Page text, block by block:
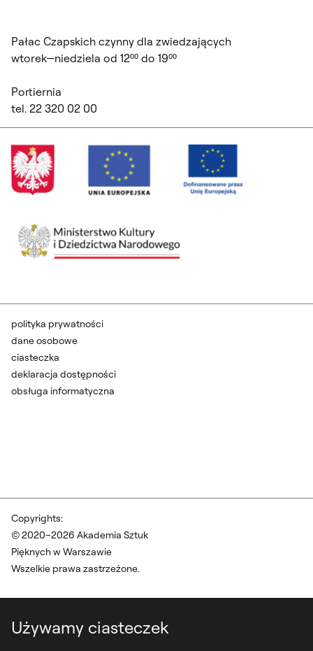
Używamy ciasteczek
Pałac Czapskich czynny dla zwiedzających
wtorek—niedziela od 12⁰⁰ do 19⁰⁰
Portiernia
tel. 22 320 02 00
Copyrights:
© 2020–2026 Akademia Sztuk
Pięknych w Warszawie
Wszelkie prawa zastrzeżone.
polityka prywatności
dane osobowe
ciasteczka
deklaracja dostępności
obsługa informatyczna